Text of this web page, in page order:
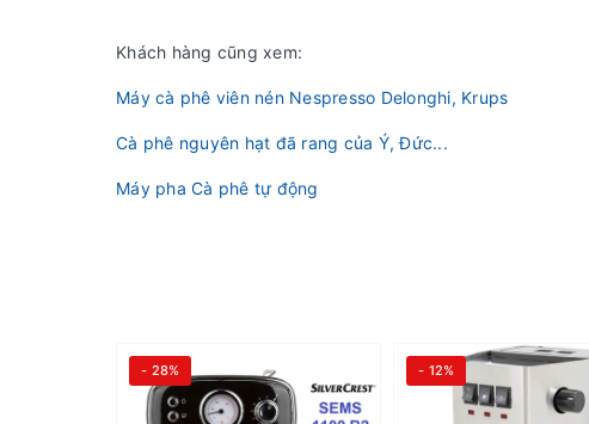
Khách hàng cũng xem:
Máy cà phê viên nén Nespresso Delonghi, Krups
Cà phê nguyên hạt đã rang của Ý, Đức...
Máy pha Cà phê tự động
- 28% - 12%